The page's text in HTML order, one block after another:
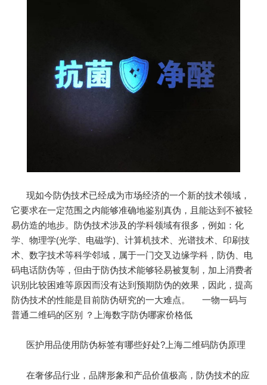
现如今防伪技术已经成为市场经济的一个新的技术领域，
它要求在一定范围之内能够准确地鉴别真伪，且能达到不被轻
易仿造的地步。防伪技术涉及的学科领域有很多，例如：化
学、物理学(光学、电磁学)、计算机技术、光谱技术、印刷技
术、数字技术等科学邻域，属于一门交叉边缘学科，防伪、电
码电话防伪等，但由于防伪技术能够轻易被复制，加上消费者
识别比较困难等原因而没有达到预期防伪的效果，因此，提高
防伪技术的性能是目前防伪研究的一大难点。 一物一码与
普通二维码的区别 ？上海数字防伪哪家价格低
医护用品使用防伪标签有哪些好处?上海二维码防伪原理
在奢侈品行业，品牌形象和产品价值极高，防伪技术的应